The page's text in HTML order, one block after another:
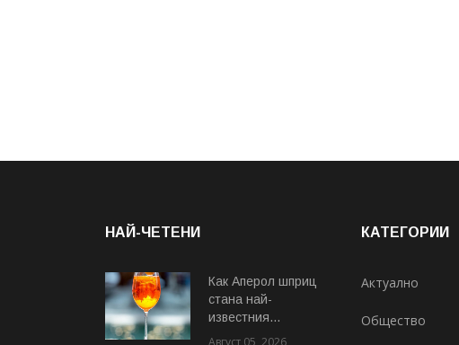
НАЙ-ЧЕТЕНИ
Как Аперол шприц
стана най-
известния...
Август 05, 2026
КАТЕГОРИИ
Актуално
Общество